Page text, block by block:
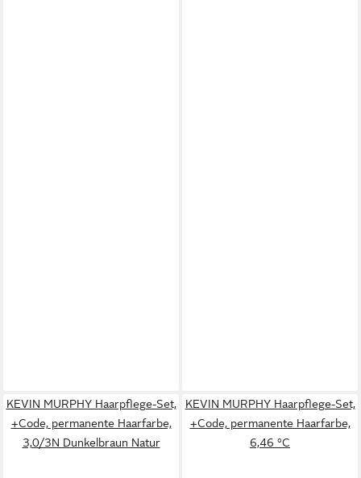
KEVIN MURPHY Haarpflege-Set,
+Code, permanente Haarfarbe,
3,0/3N Dunkelbraun Natur
KEVIN MURPHY Haarpflege-Set,
+Code, permanente Haarfarbe,
6,46 °C